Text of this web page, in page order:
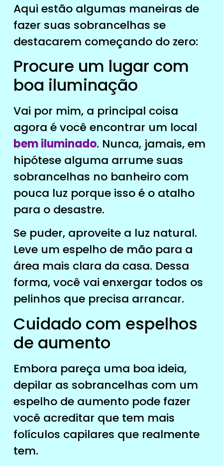
Aqui estão algumas maneiras de
fazer suas sobrancelhas se
destacarem começando do zero:
Procure um lugar com
boa iluminação
Vai por mim, a principal coisa
agora é você encontrar um local
bem iluminado. Nunca, jamais, em
hipótese alguma arrume suas
sobrancelhas no banheiro com
pouca luz porque isso é o atalho
para o desastre.
Se puder, aproveite a luz natural.
Leve um espelho de mão para a
área mais clara da casa. Dessa
forma, você vai enxergar todos os
pelinhos que precisa arrancar.
Cuidado com espelhos
de aumento
Embora pareça uma boa ideia,
depilar as sobrancelhas com um
espelho de aumento pode fazer
você acreditar que tem mais
folículos capilares que realmente
tem.